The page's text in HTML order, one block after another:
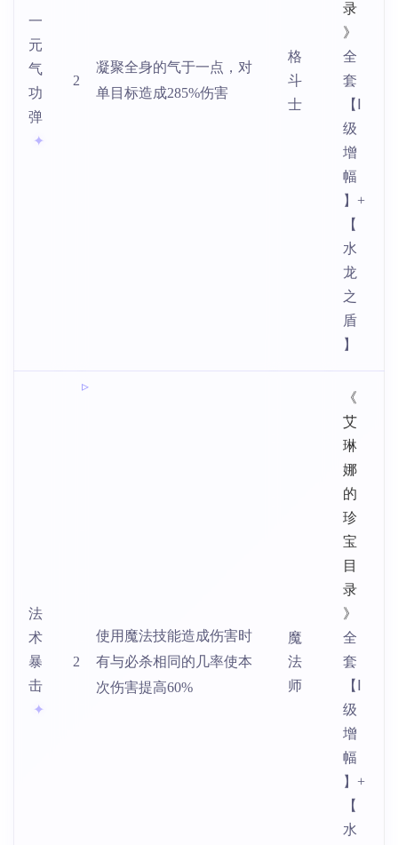
一
元
气
功
弹
2
凝聚全身的气于一点，对
单目标造成285%伤害
格
斗
士
录
》
全
套
【Ⅰ
级
增
幅
】+
【
水
龙
之
盾
】
法
术
暴
击
2
使用魔法技能造成伤害时
有与必杀相同的几率使本
次伤害提高60%
魔
法
师
《
艾
琳
娜
的
珍
宝
目
录
》
全
套
【Ⅰ
级
增
幅
】+
【
水